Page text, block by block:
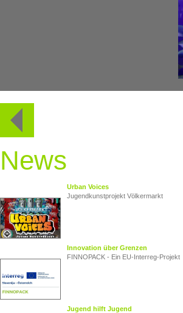
News
Urban Voices
Jugendkunstprojekt Völkermarkt
Innovation über Grenzen
FINNOPACK - Ein EU‑Interreg‑Projekt
Jugend hilft Jugend